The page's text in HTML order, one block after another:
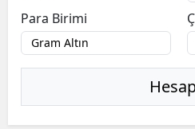
Para Birimi